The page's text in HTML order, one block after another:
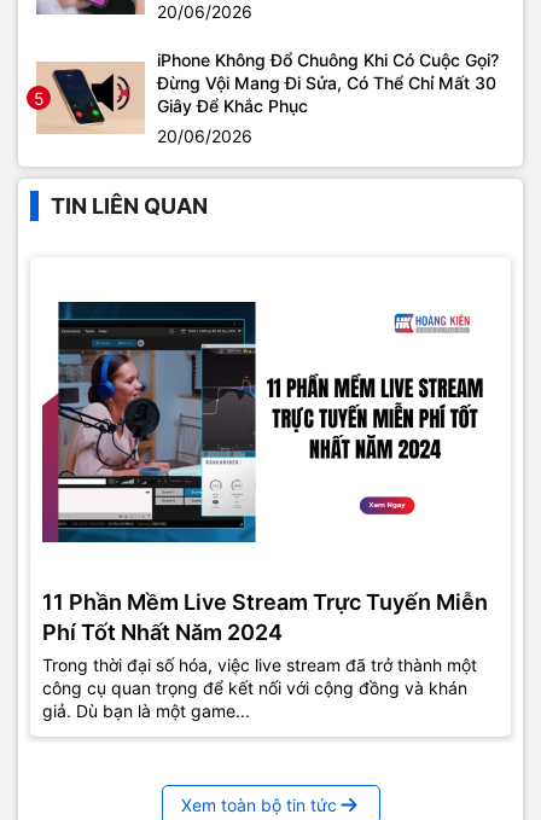
20/06/2026
5
iPhone Không Đổ Chuông Khi Có Cuộc Gọi?
Đừng Vội Mang Đi Sửa, Có Thể Chỉ Mất 30
Giây Để Khắc Phục
20/06/2026
TIN LIÊN QUAN
11 Phần Mềm Live Stream Trực Tuyến Miễn
Phí Tốt Nhất Năm 2024
Trong thời đại số hóa, việc live stream đã trở thành một
công cụ quan trọng để kết nối với cộng đồng và khán
giả. Dù bạn là một game...
Xem toàn bộ tin tức